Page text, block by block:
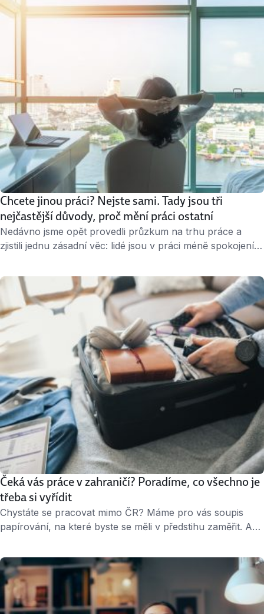
které jsme pro vás vybrali, a získejte základní přehled.
Ačkoliv počet nabízených pozic meziročně klesl asi o 15
Chcete jinou práci? Nejste sami. Tady jsou tři
nejčastější důvody, proč mění práci ostatní
Nedávno jsme opět provedli průzkum na trhu práce a
zjistili jednu zásadní věc: lidé jsou v práci méně spokojení a
zaměstnanci mění práci nejčastěji? Odejít z práce a najít si
jinou není jednoduchý krok. Změna prostředí i kolektivu
bývá pro lidi pořád spíš stresující. Třetina zaměstnanců …
Čeká vás práce v zahraničí? Poradíme, co všechno je
třeba si vyřídit
Chystáte se pracovat mimo ČR? Máme pro vás soupis
papírování, na které byste se měli v předstihu zaměřit. Aby
nezaskočilo. Cestovní dokumenty V první řadě to je
cestovní pas, jehož platnost musí vydržet celou dobu
vašeho pobytu. V některých zemích také požadují
minimální platnost cestovního dokladu. Ověřte si …